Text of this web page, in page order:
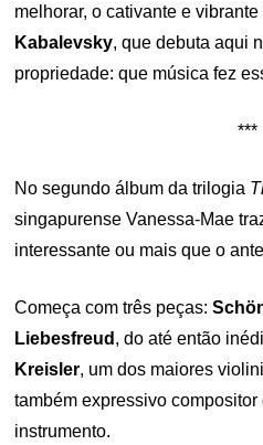
melhorar, o cativante e
Kabalevsky, que debuta aqui
propriedade: que música fez
***
No segundo álbum da trilogia
singapurense Vanessa-Mae
interessante ou mais que o
Começa com três peças:
Liebesfreud , do até então
Kreisler, um dos maiores
também expressivo
instrumento.